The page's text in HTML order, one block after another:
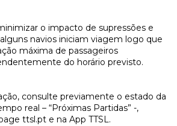
o impacto de supressões e
navios iniciam viagem logo que
máxima de passageiros
do horário previsto.
consulte previamente o estado da
real – “Próximas Partidas” -,
ttsl.pt e na App TTSL.